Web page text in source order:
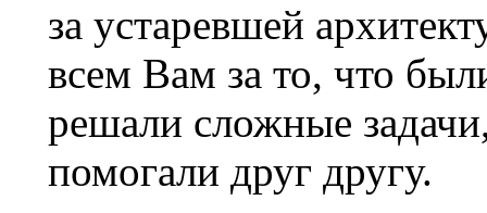
за устаревшей
всем Вам за то, что
решали сложные
помогали друг другу.